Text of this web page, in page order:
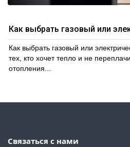
Как выбрать газовый или
Как выбрать газовый или
тех, кто хочет тепло и не
отопления...
Связаться с нами